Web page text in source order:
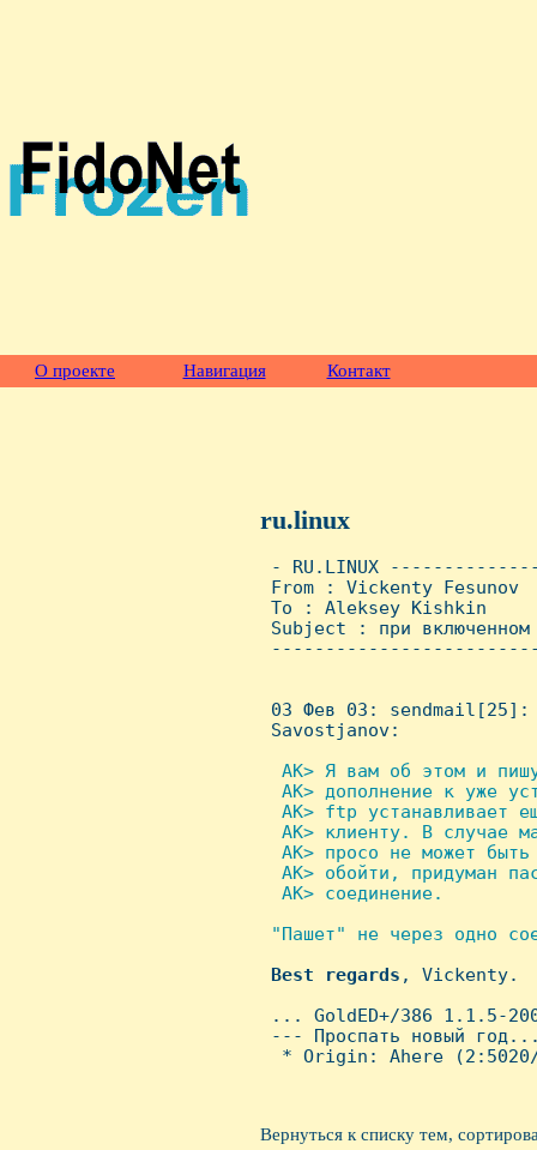
О проекте Навигация Контакт
ru.linux
- RU.LINUX
From : Vickenty
To : Aleksey Kishkin
Subject : при включенном
03 Фев 03: sendmail[25]:
Savostjanov:
AK> Я вам об этом и
AK> дополнение к уже
AK> ftp устанавливает
AK> клиенту. В случае
AK> просо не может
AK> обойти, придуман
  AK> соединение.
"Пашет" не через одно
Best
regards , Vickenty.
... GoldED+/386 1.1.5-
--- Проспать новый
* Origin: Ahere
Вернуться к списку тем,